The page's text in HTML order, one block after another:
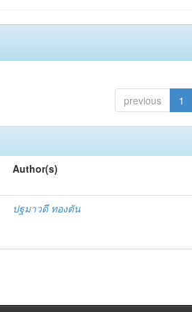
previous 1
Author(s)
ปฐมาวดี ทองตัน